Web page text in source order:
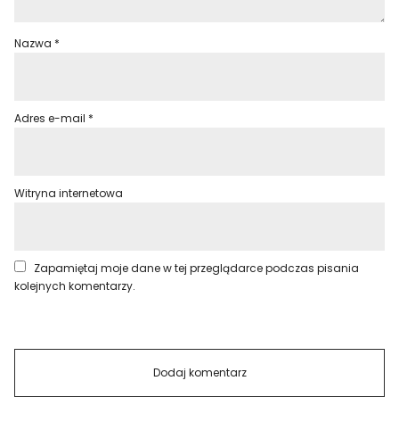
Nazwa *
Adres e-mail *
Witryna internetowa
Zapamiętaj moje dane w tej przeglądarce podczas pisania
kolejnych komentarzy.